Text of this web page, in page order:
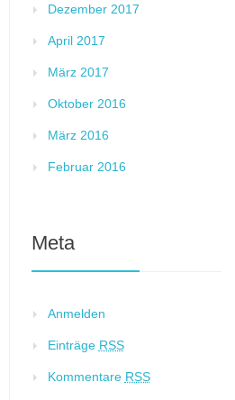
Dezember 2017
April 2017
März 2017
Oktober 2016
März 2016
Februar 2016
Meta
Anmelden
Einträge RSS
Kommentare RSS